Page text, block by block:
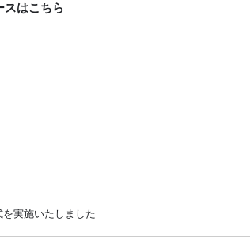
スはこちら
を実施いたしました